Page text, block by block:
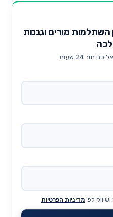
השתלמות מורים וגננות
24 שעות.
לפי מדיניות הפרטיות